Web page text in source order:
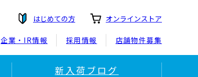
はじめての方 オンラインストア
企業・IR情報 採用情報 店舗物件募集
新入荷ブログ